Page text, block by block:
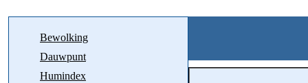
Bewolking
Dauwpunt
Humindex